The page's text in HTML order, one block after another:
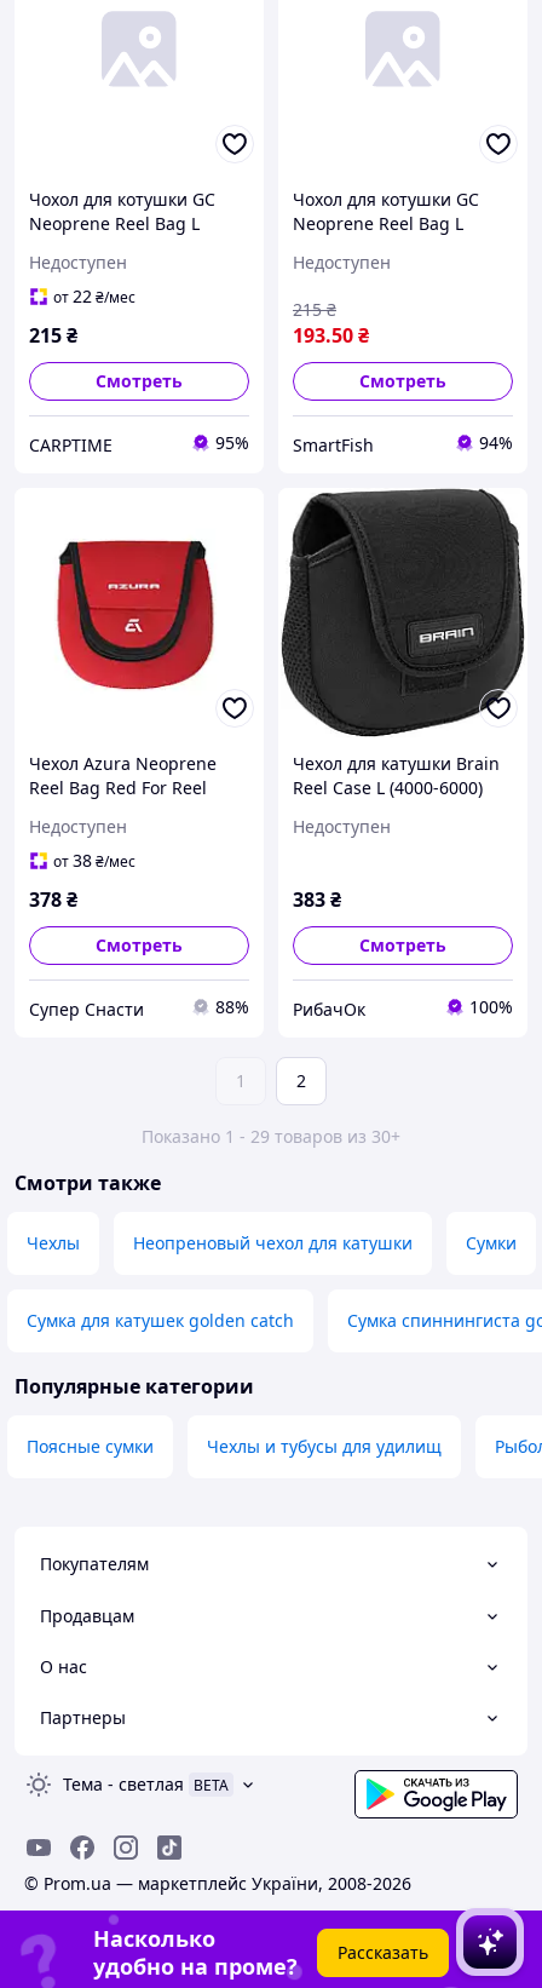
Чохол для котушки GC
Neoprene Reel Bag L
Недоступен
от22₴/мес
215₴
Смотреть
CARPTIME 95%
Чохол для котушки GC
Neoprene Reel Bag L
Недоступен
193.50₴
215 ₴
Смотреть
SmartFish 94%
Чехол Azura Neoprene
Reel Bag Red For Reel
Недоступен
от38₴/мес
378₴
Смотреть
Супер Снасти 88%
Чехол для катушки Brain
Reel Case L (4000-6000)
Недоступен
383₴
Смотреть
РибачОк 100%
1 2
Показано 1 - 29 товаров из 30+
Смотри также
Чехлы Неопреновый чехол для катушки Сумки
Сумка для катушек golden catch Сумка спиннингиста
Популярные категории
Поясные сумки Чехлы и тубусы для удилищ
Покупателям
Продавцам
О нас
Партнеры
Тема - светлая BETA
© Prom.ua — маркетплейс України, 2008-2026
Насколько
удобно на проме?
Рассказать